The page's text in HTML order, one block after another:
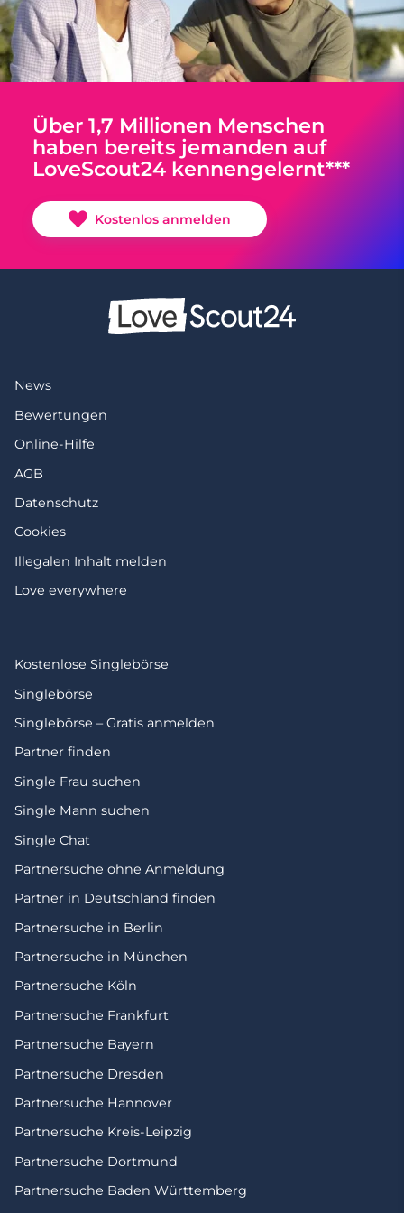
Über 1,7 Millionen Menschen
haben bereits jemanden auf
LoveScout24 kennengelernt***
Kostenlos anmelden
News
Bewertungen
Online-Hilfe
AGB
Datenschutz
Cookies
Illegalen Inhalt melden
Love everywhere
Kostenlose Singlebörse
Singlebörse
Singlebörse – Gratis anmelden
Partner finden
Single Frau suchen
Single Mann suchen
Single Chat
Partnersuche ohne Anmeldung
Partner in Deutschland finden
Partnersuche in Berlin
Partnersuche in München
Partnersuche Köln
Partnersuche Frankfurt
Partnersuche Bayern
Partnersuche Dresden
Partnersuche Hannover
Partnersuche Kreis-Leipzig
Partnersuche Dortmund
Partnersuche Baden Württemberg